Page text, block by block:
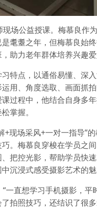
场公益授课。梅慕良作
耄耋之年，但梅慕良始
助力老年群体培养兴趣爱
特点，以通俗易懂、深
用、角度选取、画面抓
过程中，他结合自身多
掌握。
+现场采风+一对一指导”
。梅慕良穿梭在学员之
把控光影，帮助学员快
沉浸式感受摄影艺术的魅
一直想学习手机摄影，
拍照技巧，还结识了很